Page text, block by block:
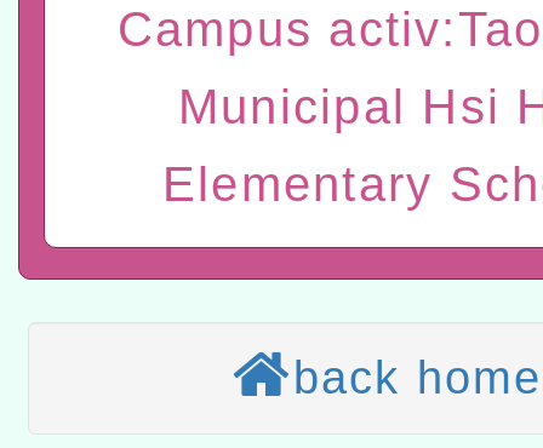
灣師範大學辦理「114至
進學校輔導計畫師資專業
計畫
函轉國家教育研究院中心
民族教育政策研討會「原
趨勢與發展」
轉知教育部國民及學前教
政府教育局辦理「115年
北場」計畫
函轉國立臺灣師範大學辦
班」招生簡章及EDM
共融平台-教案暨教學示範
教育部國民及學前教育署
COVID-19疫苗接種計畫
轉知經濟部水利署委託財
Campus
Municipal Hsi
Elementary
back home